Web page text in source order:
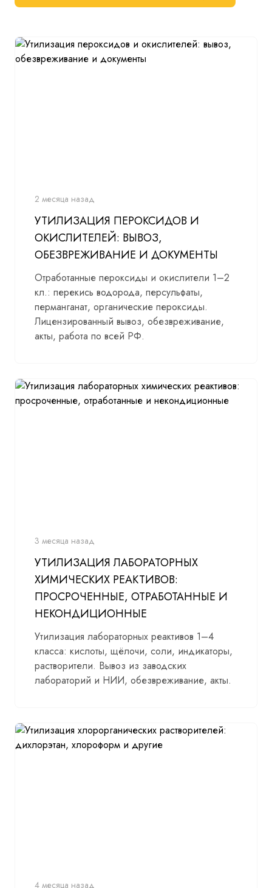
2 месяца назад
УТИЛИЗАЦИЯ ПЕРОКСИДОВ И
ОКИСЛИТЕЛЕЙ: ВЫВОЗ,
ОБЕЗВРЕЖИВАНИЕ И ДОКУМЕНТЫ
Отработанные пероксиды и окислители 1–2
кл.: перекись водорода, персульфаты,
перманганат, органические пероксиды.
Лицензированный вывоз, обезвреживание,
акты, работа по всей РФ.
3 месяца назад
УТИЛИЗАЦИЯ ЛАБОРАТОРНЫХ
ХИМИЧЕСКИХ РЕАКТИВОВ:
ПРОСРОЧЕННЫЕ, ОТРАБОТАННЫЕ И
НЕКОНДИЦИОННЫЕ
Утилизация лабораторных реактивов 1–4
класса: кислоты, щёлочи, соли, индикаторы,
растворители. Вывоз из заводских
лабораторий и НИИ, обезвреживание, акты.
4 месяца назад